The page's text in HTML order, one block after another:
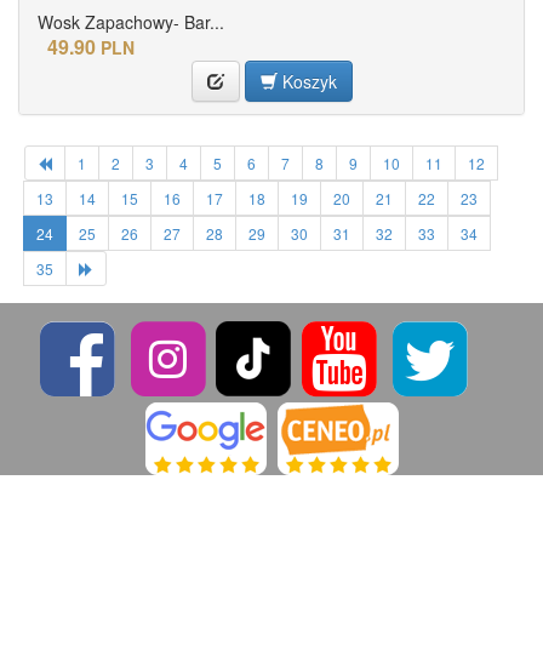
Wosk Zapachowy- Bar...
49.90 PLN
Koszyk
1 2 3 4 5 6 7 8 9 10 11
12
13
14 15 16 17 18 19 20 21 22
23
24
25 26 27 28 29 30 31 32 33
34
35